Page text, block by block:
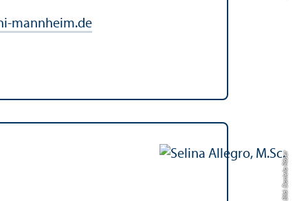
mannheim.de
Bild: Daniela Röser